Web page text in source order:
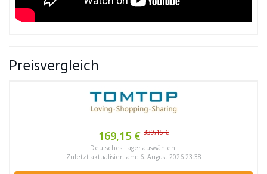
Preisvergleich
169,15 € 339,15 €
Deutsches Lager auswählen!
Zuletzt aktualisiert am: 6. August 2026 23:38